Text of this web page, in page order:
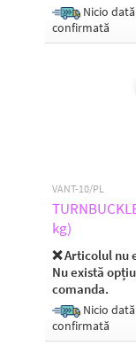
Nicio
confirmată
VANT-10/PL
kg)
❌ Articolul nu
Nu există
comanda.
Nicio
confirmată